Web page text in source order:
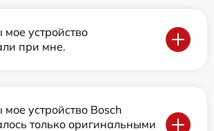
мое устройство
при мне.
мое устройство Bosch
только оригинальными